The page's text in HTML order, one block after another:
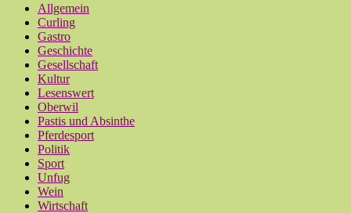
Allgemein
Curling
Gastro
Geschichte
Gesellschaft
Kultur
Lesenswert
Oberwil
Pastis und Absinthe
Pferdesport
Politik
Sport
Unfug
Wein
Wirtschaft